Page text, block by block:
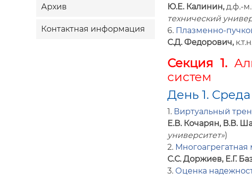
Архив
Контактная информация
Ю.Е. Калинин,д.ф.-
технический
6. Плазменно-
С.Д. Федорович,
Секция 1.
систем
День 1. Среда
1. Виртуальный
Е.В. Кочарян, В.В.
университет»)
2.
С.С. Доржиев, Е.Г.
3. Оценка